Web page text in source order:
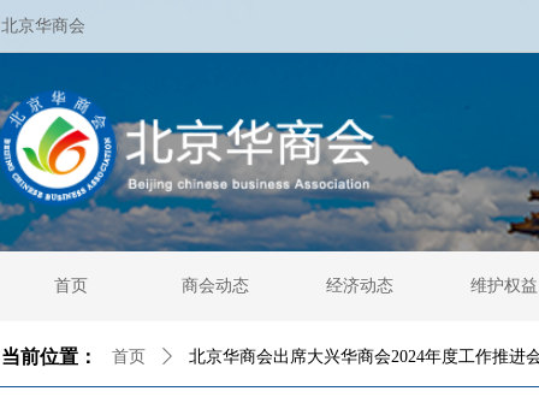
北京华商会
首页 商会动态 经济动态 维护权益
首页 ꄲ 北京华商会出席大兴华商会2024年度工作推进
当前位置：